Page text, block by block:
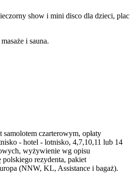
show i mini disco dla dzieci, plac
masaże i sauna.
samolotem czarterowym, opłaty
- hotel - lotnisko, 4,7,10,11 lub 14
wyżywienie wg opisu
rezydenta, pakiet
(NNW, KL, Assistance i bagaż).